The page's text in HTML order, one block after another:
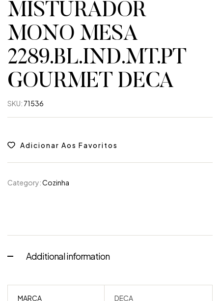
MISTURADOR
MONO MESA
2289.BL.IND.MT.PT
GOURMET DECA
SKU: 71536
Adicionar Aos Favoritos
Category:Cozinha
Additional information
MARCA DECA